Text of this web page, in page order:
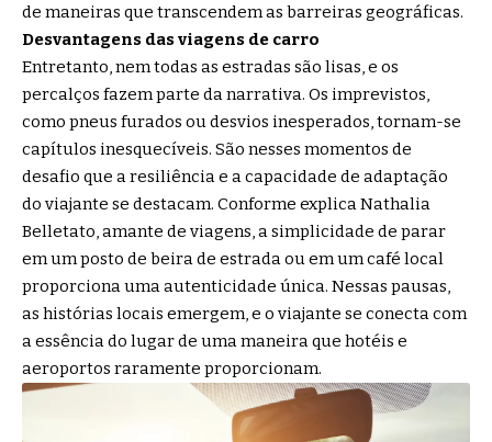
de maneiras que transcendem as barreiras geográficas.
Desvantagens das viagens de carro
Entretanto, nem todas as estradas são lisas, e os
percalços fazem parte da narrativa. Os imprevistos,
como pneus furados ou desvios inesperados, tornam-se
capítulos inesquecíveis. São nesses momentos de
desafio que a resiliência e a capacidade de adaptação
do viajante se destacam. Conforme explica Nathalia
Belletato, amante de viagens, a simplicidade de parar
em um posto de beira de estrada ou em um café local
proporciona uma autenticidade única. Nessas pausas,
as histórias locais emergem, e o viajante se conecta com
a essência do lugar de uma maneira que hotéis e
aeroportos raramente proporcionam.